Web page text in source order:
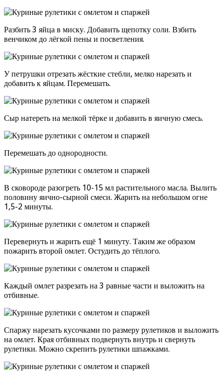
Разбить 3 яйца в миску. Добавить щепотку соли. Взбить
венчиком до лёгкой пены и посветления.
У петрушки отрезать жёсткие стебли, мелко нарезать и
добавить к яйцам. Перемешать.
Сыр натереть на мелкой тёрке и добавить в яичную смесь.
Перемешать до однородности.
В сковороде разогреть 10-15 мл растительного масла. Вылить
половину яично-сырной смеси. Жарить на небольшом огне
1,5-2 минуты.
Перевернуть и жарить ещё 1 минуту. Таким же образом
пожарить второй омлет. Остудить до тёплого.
Каждый омлет разрезать на 3 равные части и выложить на
отбивные.
Спаржу нарезать кусочками по размеру рулетиков и выложить
на омлет. Края отбивных подвернуть внутрь и свернуть
рулетики. Можно скрепить рулетики шпажками.